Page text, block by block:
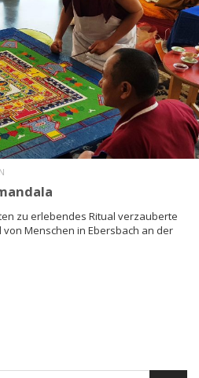
MORE
zu erlebendes Ritual verzauberte
Menschen in Ebersbach an der